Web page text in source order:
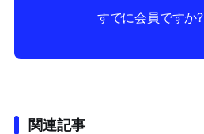
すでに会員ですか?
関連記事